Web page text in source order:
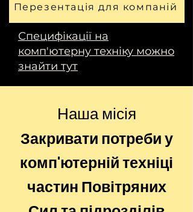
Перезентація для компаній
Специфікації на
комп'ютерну техніку можно
знайти тут
Наша місія
Закривати потреби у
комп'ютерній техніці
частин Повітряних